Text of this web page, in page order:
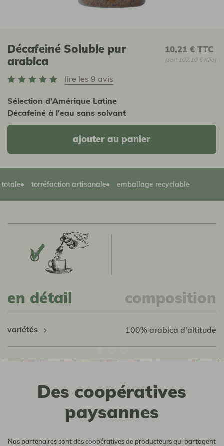
Décafeiné Soluble pur
arabica
lire les 9 avis
Sélection d'Amérique Latine
Décafeiné à l'eau sans solvant
10,21 € TTC
(soit 102,10 € Kilo)
ajouter au panier
torréfaction artisanale emballage recyclable
en détail composition
variétés 100% arabica d'altitude
Des coopératives
paysannes
Nos partenaires sont des coopératives de producteurs qui partagent